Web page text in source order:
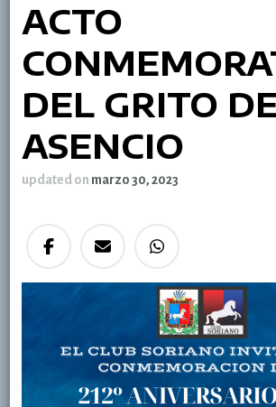
ACTO
DEL GRITO
ASENCIO
updated on marzo 30, 2023